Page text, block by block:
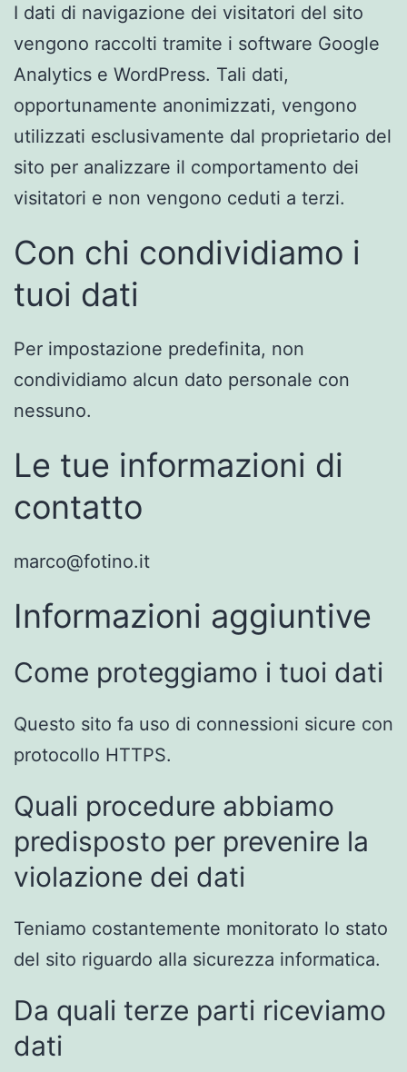
I dati di navigazione dei visitatori del sito
vengono raccolti tramite i software Google
Analytics e WordPress. Tali dati,
opportunamente anonimizzati, vengono
utilizzati esclusivamente dal proprietario del
sito per analizzare il comportamento dei
visitatori e non vengono ceduti a terzi.
Con chi condividiamo i
tuoi dati
Per impostazione predefinita, non
condividiamo alcun dato personale con
nessuno.
Le tue informazioni di
contatto
marco@fotino.it
Informazioni aggiuntive
Come proteggiamo i tuoi dati
Questo sito fa uso di connessioni sicure con
protocollo HTTPS.
Quali procedure abbiamo
predisposto per prevenire la
violazione dei dati
Teniamo costantemente monitorato lo stato
del sito riguardo alla sicurezza informatica.
Da quali terze parti riceviamo
dati